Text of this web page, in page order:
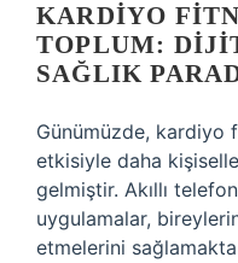
KARDIYO
TOPLUM:
SAĞLIK
Günümüzde, kardiyo
etkisiyle daha
gelmiştir. Akıllı
uygulamalar,
etmelerini